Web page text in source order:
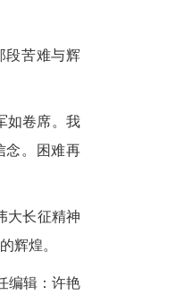
苦难与辉
如卷席。我
念。困难再
大长征精神
辉煌。
编辑：许艳